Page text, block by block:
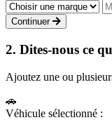
Continuer
2. Dites-nous ce
Ajoutez une ou
🚗
Véhicule sélectionné :